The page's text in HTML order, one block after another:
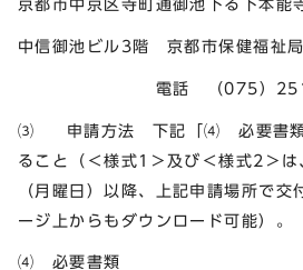
京都市中京区寺町通御池下る下本能
中信御池ビル3階 京都市保健福祉
電話 （075）251
⑶ 申請方法 下記「⑷ 必要書類
ること（＜様式1＞及び＜様式2＞
（月曜日）以降、上記申請場所で交
ージ上からもダウンロード可能）。
⑷ 必要書類